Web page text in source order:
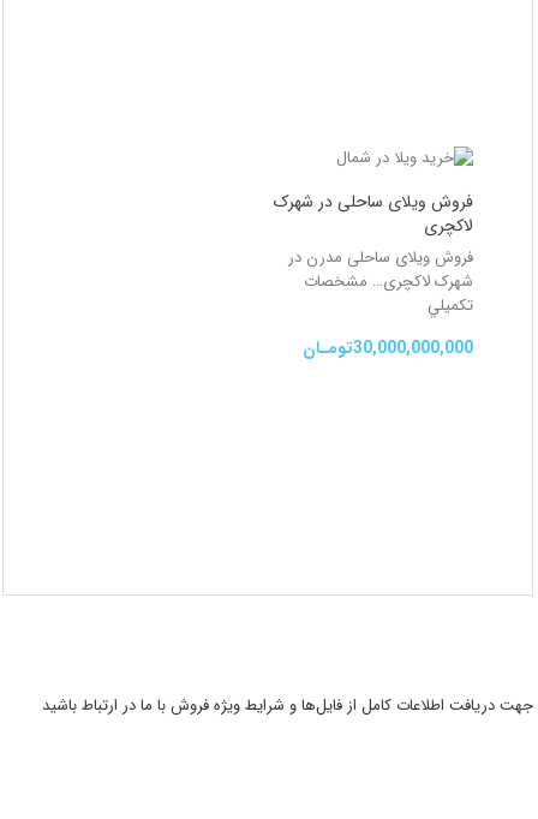
فروش ویلای ساحلی در شهرک
لاکچری
فروش ویلای ساحلی مدرن در
شهرک لاکچری… مشخصات
تكميلي
30,000,000,000تومـان
جهت دریافت اطلاعات کامل از فایل‌ها و شرایط ویژه فروش با ما در ارتباط باشید